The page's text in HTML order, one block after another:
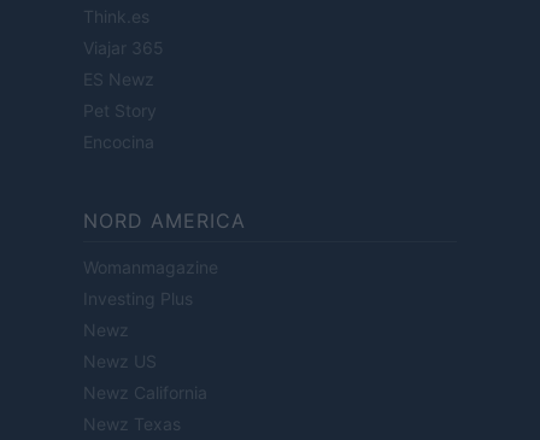
Think.es
Viajar 365
ES Newz
Pet Story
Encocina
NORD AMERICA
Womanmagazine
Investing Plus
Newz
Newz US
Newz California
Newz Texas